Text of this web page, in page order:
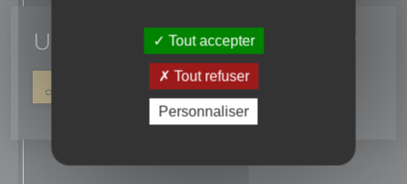
Un conseil ? une question ?
04 90 16 42 67 NOUS ÉCRIRE
Tout accepter
Tout refuser
Personnaliser